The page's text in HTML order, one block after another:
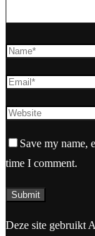
Save my name,
time I comment.
Deze site gebruikt